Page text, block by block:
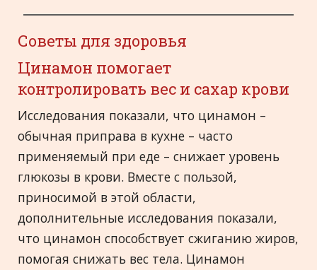
Советы для здоровья
Цинамон помогает
контролировать вес и сахар крови
Исследования показали, что цинамон –
обычная приправа в кухне – часто
применяемый при еде – снижает уровень
глюкозы в крови. Вместе с пользой,
приносимой в этой области,
дополнительные исследования показали,
что цинамон способствует сжиганию жиров,
помогая снижать вес тела. Цинамон